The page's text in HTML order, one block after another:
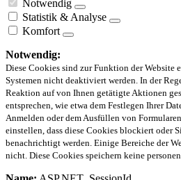
Notwendig
Statistik & Analyse
Komfort
Notwendig:
Diese Cookies sind zur Funktion der Website
Systemen nicht deaktiviert werden. In der
Reaktion auf von Ihnen getätigte Aktionen
entsprechen, wie etwa dem Festlegen Ihrer
Anmelden oder dem Ausfüllen von
einstellen, dass diese Cookies blockiert oder
benachrichtigt werden. Einige Bereiche der
nicht. Diese Cookies speichern keine